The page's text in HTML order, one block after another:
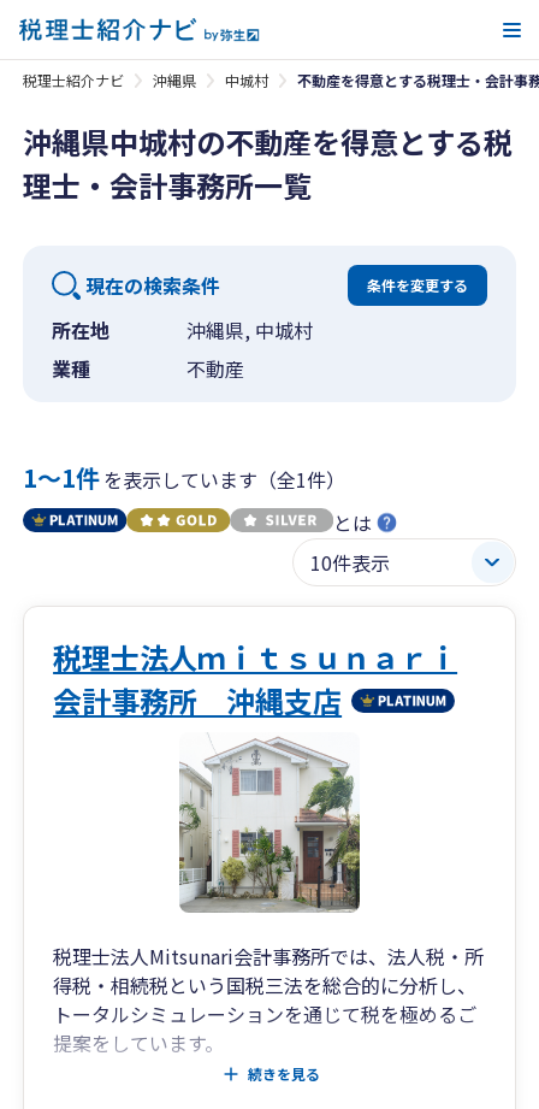
税理士紹介ナビ 沖縄県 中城村 不動産を得意とする税理士・会計事
沖縄県中城村の不動産を得意とする税
理士・会計事務所一覧
現在の検索条件 条件を変更する
所在地
沖縄県, 中城村
業種
不動産
1〜1件を表示しています（全1件）
とは
税理士法人ｍｉｔｓｕｎａｒｉ
会計事務所 沖縄支店
税理士法人Mitsunari会計事務所では、法人税・所
得税・相続税という国税三法を総合的に分析し、
トータルシミュレーションを通じて税を極めるご
提案をしています。
法人税・所得税・相続税の国税三法を一元的に考
続きを見る